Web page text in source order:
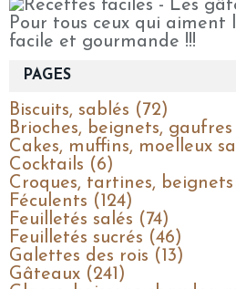
Pour tous ceux qui aiment
facile et gourmande !!!
PAGES
Biscuits, sablés (72)
Brioches, beignets, gaufres
Cakes, muffins, moelleux
Cocktails (6)
Croques, tartines, beignets
Féculents (124)
Feuilletés salés (74)
Feuilletés sucrés (46)
Galettes des rois (13)
Gâteaux (241)